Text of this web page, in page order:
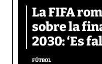
La FIFA
sobre la
2030: ‘Es
FÚTBOL